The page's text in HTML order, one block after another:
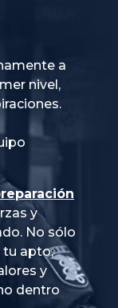
a
nivel,
y
. No sólo
tu apto,
y
dentro